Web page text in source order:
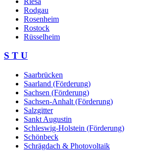
Rodgau
Rosenheim
Rostock
Rüsselheim
S T U
Saarbrücken
Saarland (Förderung)
Sachsen (Förderung)
Sachsen-Anhalt (Förderung)
Salzgitter
Sankt Augustin
Schleswig-Holstein (Förderung)
Schönbeck
Schrägdach & Photovoltaik